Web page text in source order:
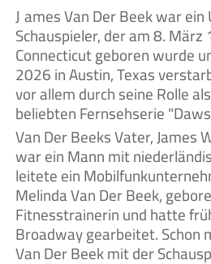
James Van Der Beek war ein US-amerikanischer
Schauspieler, der am 8. März
Connecticut geboren wurde
2026 in Austin, Texas
vor allem durch seine Rolle
beliebten Fernsehserie
Van Der Beeks Vater, James
war ein Mann mit
leitete ein
Melinda Van Der Beek,
Fitnesstrainerin und hatte
Broadway gearbeitet. Schon
Van Der Beek mit der